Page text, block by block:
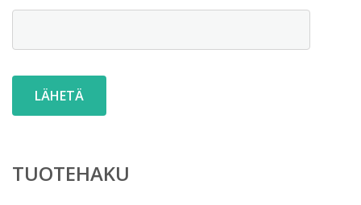
TUOTEHAKU